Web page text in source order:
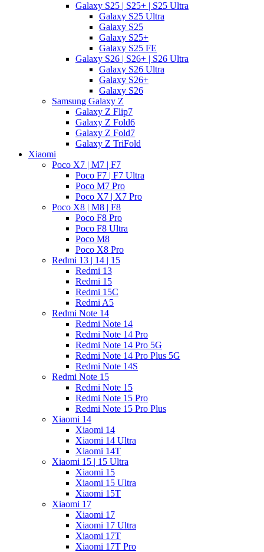
Galaxy S25 | S25+ | S25 Ultra
Galaxy S25 Ultra
Galaxy S25
Galaxy S25+
Galaxy S25 FE
Galaxy S26 | S26+ | S26 Ultra
Galaxy S26 Ultra
Galaxy S26+
Galaxy S26
Samsung Galaxy Z
Galaxy Z Flip7
Galaxy Z Fold6
Galaxy Z Fold7
Galaxy Z TriFold
Xiaomi
Poco X7 | M7 | F7
Poco F7 | F7 Ultra
Poco M7 Pro
Poco X7 | X7 Pro
Poco X8 | M8 | F8
Poco F8 Pro
Poco F8 Ultra
Poco M8
Poco X8 Pro
Redmi 13 | 14 | 15
Redmi 13
Redmi 15
Redmi 15C
Redmi A5
Redmi Note 14
Redmi Note 14
Redmi Note 14 Pro
Redmi Note 14 Pro 5G
Redmi Note 14 Pro Plus 5G
Redmi Note 14S
Redmi Note 15
Redmi Note 15
Redmi Note 15 Pro
Redmi Note 15 Pro Plus
Xiaomi 14
Xiaomi 14
Xiaomi 14 Ultra
Xiaomi 14T
Xiaomi 15 | 15 Ultra
Xiaomi 15
Xiaomi 15 Ultra
Xiaomi 15T
Xiaomi 17
Xiaomi 17
Xiaomi 17 Ultra
Xiaomi 17T
Xiaomi 17T Pro